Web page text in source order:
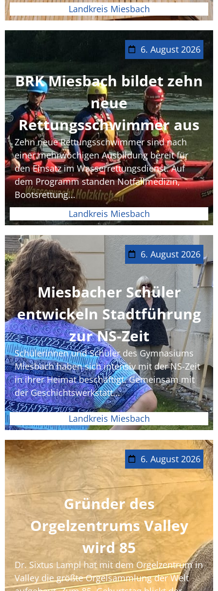
Landkreis Miesbach
6. August 2026
BRK Miesbach bildet zehn
neue
Rettungsschwimmer aus
Zehn neue Rettungsschwimmer sind nach
einer mehrwöchigen Ausbildung bereit für
den Einsatz im Wasserrettungsdienst. Auf
dem Programm standen Notfallmedizin,
Bootsrettung...
Landkreis Miesbach
6. August 2026
Miesbacher Schüler
entwickeln Stadtführung
zur NS-Zeit
Schülerinnen und Schüler des Gymnasiums
Miesbach haben sich intensiv mit der NS-Zeit
in ihrer Heimat beschäftigt. Gemeinsam mit
der Geschichtswerkstatt...
Landkreis Miesbach
6. August 2026
Gründer des
Orgelzentrums Valley
wird 85
Dr. Sixtus Lampl hat mit dem Orgelzentrum in
Valley die größte Orgelsammlung der Welt